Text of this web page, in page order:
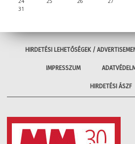
31
HIRDETÉSI LEHETŐSÉGEK /
IMPRESSZUM
HIRDETÉSI ÁSZF